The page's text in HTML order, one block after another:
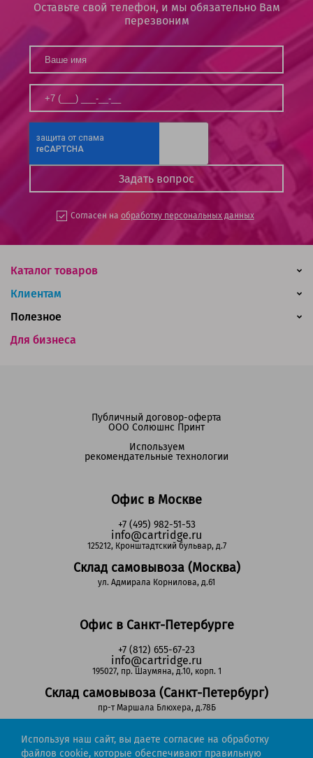
Оставьте свой телефон, и мы обязательно Вам
перезвоним
Согласен на обработку персональных данных
Каталог товаров
Клиентам
Для бизнеса
Полезное
Офис в Москве
+7 (495) 982-51-53
info@cartridge.ru
125212, Кронштадтский бульвар, д.7
Склад самовывоза (Москва)
ул. Адмирала Корнилова, д.61
Офис в Санкт-Петербурге
+7 (812) 655-67-23
info@cartridge.ru
195027, пр. Шаумяна, д.10, корп. 1
Склад самовывоза (Санкт-Петербург)
пр-т Маршала Блюхера, д.78Б
Регионы РФ
Публичный договор-оферта
ООО Солюшнс Принт
Используем
рекомендательные технологии
Используя наш сайт, вы даете согласие на обработку
файлов cookie, которые обеспечивают правильную